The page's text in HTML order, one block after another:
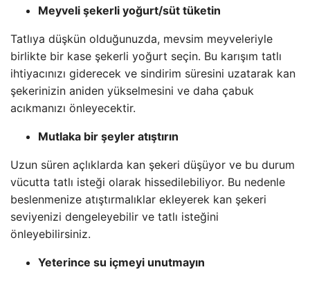
Meyveli şekerli yoğurt/süt tüketin
Tatlıya düşkün olduğunuzda, mevsim meyveleriyle
birlikte bir kase şekerli yoğurt seçin. Bu karışım tatlı
ihtiyacınızı giderecek ve sindirim süresini uzatarak kan
şekerinizin aniden yükselmesini ve daha çabuk
acıkmanızı önleyecektir.
Mutlaka bir şeyler atıştırın
Uzun süren açlıklarda kan şekeri düşüyor ve bu durum
vücutta tatlı isteği olarak hissedilebiliyor. Bu nedenle
beslenmenize atıştırmalıklar ekleyerek kan şekeri
seviyenizi dengeleyebilir ve tatlı isteğini
önleyebilirsiniz.
Yeterince su içmeyi unutmayın